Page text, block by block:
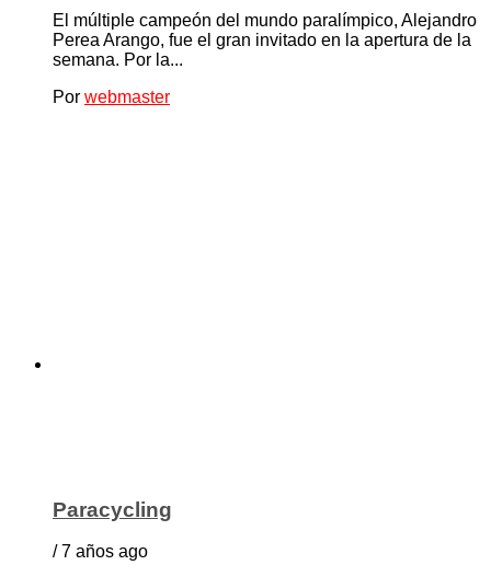
El múltiple campeón del mundo paralímpico, Alejandro
Perea Arango, fue el gran invitado en la apertura de la
semana. Por la...
Por webmaster
Paracycling
/ 7 años ago